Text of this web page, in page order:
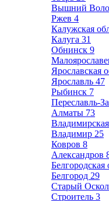
Вышний
Ржев 4
Калужская
Калуга 31
Обнинск 9
Ярославская
Ярославль 47
Рыбинск 7
Переславль-
Алматы 73
Владимир 25
Ковров 8
Александров
Белгородская
Белгород 29
Старый Оскол
Строитель 3